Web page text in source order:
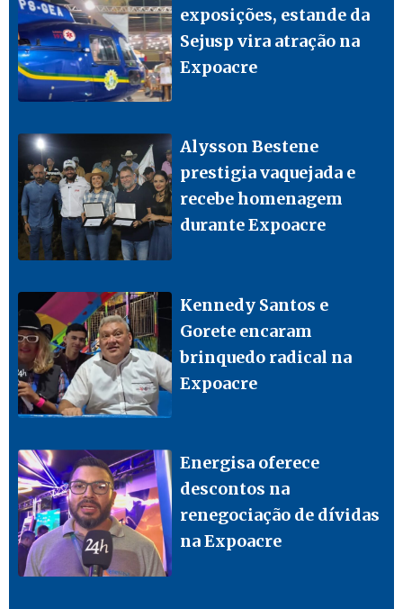
exposições, estande da
Sejusp vira atração na
Expoacre
Alysson Bestene
prestigia vaquejada e
recebe homenagem
durante Expoacre
Kennedy Santos e
Gorete encaram
brinquedo radical na
Expoacre
Energisa oferece
descontos na
renegociação de dívidas
na Expoacre